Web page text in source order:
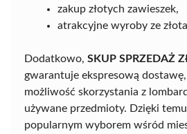
zakup złotych zawieszek,
atrakcyjne wyroby ze
Dodatkowo, SKUP SPRZEDAŻ
gwarantuje ekspresową
możliwość skorzystania z
używane przedmioty. Dzięki
popularnym wyborem wśród